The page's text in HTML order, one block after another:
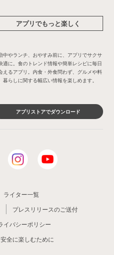
アプリでもっと楽しく
中やランチ、おやすみ前に、アプリでサクサ
適に。食のトレンド情報や簡単レシピに毎日
えるアプリ。内食・外食問わず、グルメや料
暮らしに関する幅広い情報を楽しめます。
アプリストアでダウンロード
ライター一覧
プレスリリースのご送付
イバシーポリシー
全に楽しむために